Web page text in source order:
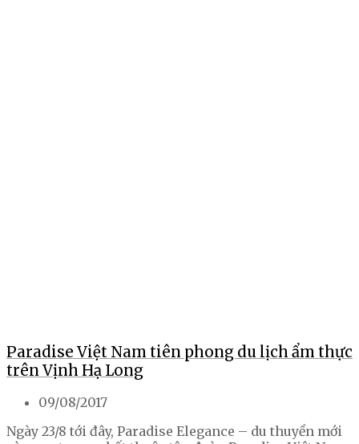
Paradise Việt Nam tiên phong du lịch ẩm thực
trên Vịnh Hạ Long
09/08/2017
Ngày 23/8 tới đây, Paradise Elegance – du thuyền mới